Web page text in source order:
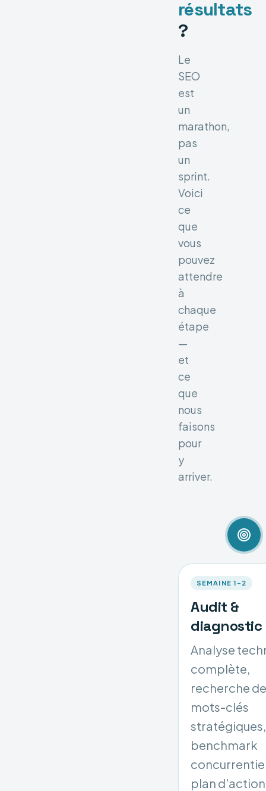
résultats
?
Le
SEO
est
un
marathon,
pas
un
sprint.
Voici
ce
que
vous
pouvez
attendre
à
chaque
étape
—
et
ce
que
nous
faisons
pour
y
arriver.
SEMAINE 1–2
Audit &
diagnostic
Analyse
complète,
recherche de
mots-clés
stratégiques,
benchmark
plan d'action